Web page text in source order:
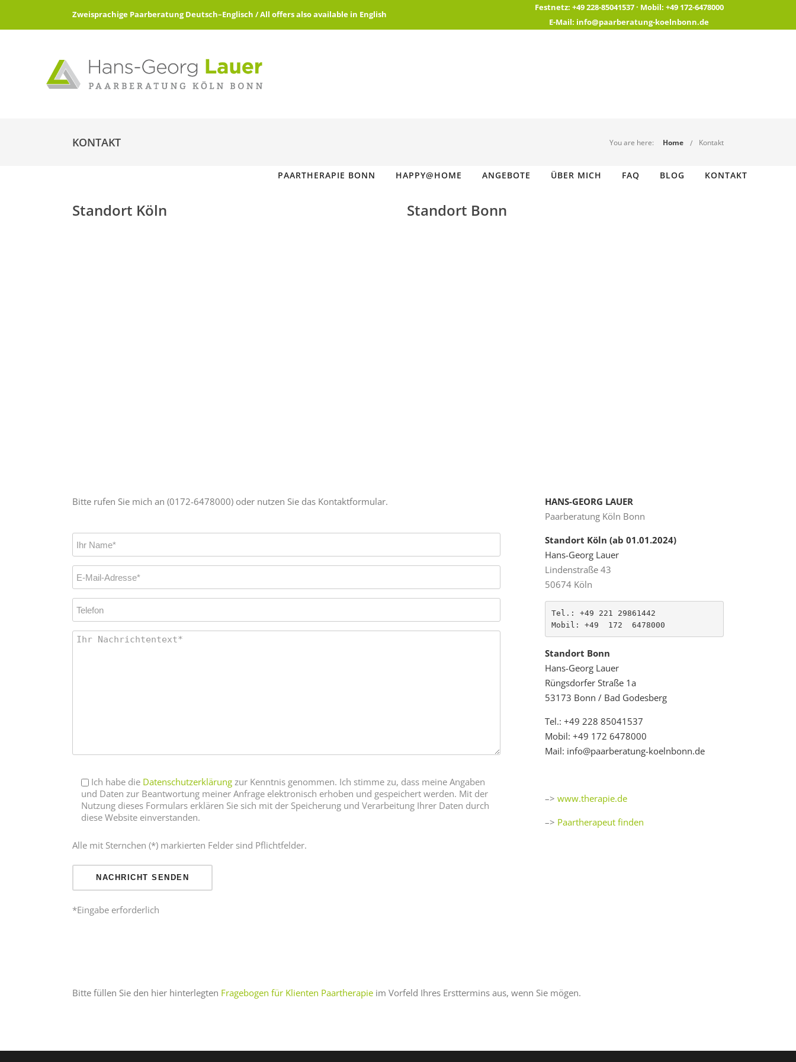
Zweisprachige Paarberatung Deutsch–Englisch / All offers also available in English
Festnetz: +49 228-85041537 · Mobil: +49 172-6478000
E-Mail: info@paarberatung-koelnbonn.de
PAARTHERAPIE BONN HAPPY@HOME ANGEBOTE ÜBER MICH FAQ BLOG KONTAKT
KONTAKT You are here: Home Kontakt
Standort Köln Standort Bonn
Bitte rufen Sie mich an (0172-6478000) oder nutzen Sie das Kontaktformular.
Ich habe die Datenschutzerklärung zur Kenntnis genommen. Ich stimme zu, dass meine Angaben
und Daten zur Beantwortung meiner Anfrage elektronisch erhoben und gespeichert werden. Mit der
Nutzung dieses Formulars erklären Sie sich mit der Speicherung und Verarbeitung Ihrer Daten durch
diese Website einverstanden.
Alle mit Sternchen (*) markierten Felder sind Pflichtfelder.
*Eingabe erforderlich
Alternative:
HANS-GEORG LAUER
Paarberatung Köln Bonn
Standort Köln (ab 01.01.2024)
Hans-Georg Lauer
Lindenstraße 43
50674 Köln
Tel.: +49 221 29861442
Mobil: +49  172  6478000
Standort Bonn
Hans-Georg Lauer
Rüngs­dor­fer Straße 1a
53173 Bonn / Bad Godes­berg
Tel.: +49 228 85041537
Mobil: +49 172 6478000
Mail: info@paarberatung-koelnbonn.de
–>www.therapie.de
–> Paartherapeut finden
Bitte füllen Sie den hier hinterlegten Fragebogen für Klienten Paartherapie im Vorfeld Ihres Ersttermins aus, wenn Sie mögen.